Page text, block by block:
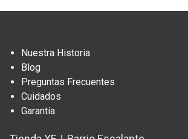
Nuestra Historia
Blog
Preguntas Frecuentes
Cuidados
Garantía